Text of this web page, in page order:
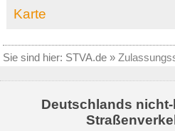
Karte
Sie sind hier: STVA.de »
Deutschlands